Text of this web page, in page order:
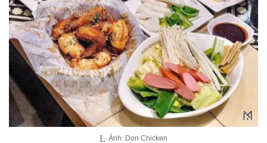
Ảnh: Don Chicken